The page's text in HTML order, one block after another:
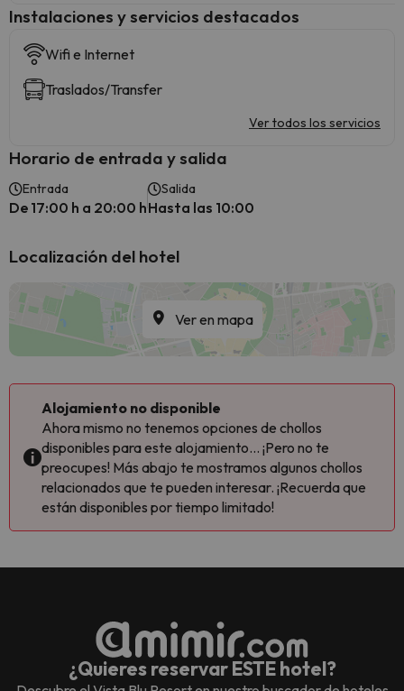
Instalaciones y servicios destacados
Wifi e Internet
Traslados/Transfer
Ver todos los servicios
Horario de entrada y salida
Entrada
De 17:00 h a 20:00 h
Salida
Hasta las 10:00
Localización del hotel
Ver en mapa
Alojamiento no disponible
Ahora mismo no tenemos opciones de chollos
disponibles para este alojamiento... ¡Pero no te
preocupes! Más abajo te mostramos algunos chollos
relacionados que te pueden interesar. ¡Recuerda que
están disponibles por tiempo limitado!
¿Quieres reservar ESTE hotel?